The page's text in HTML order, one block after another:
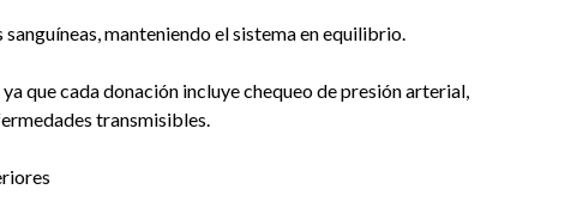
manteniendo el sistema en equilibrio.
que cada donación incluye chequeo de presión arterial,
transmisibles.